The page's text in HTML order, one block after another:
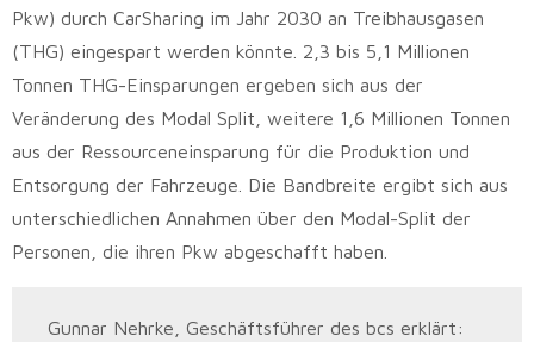
Pkw) durch CarSharing im Jahr 2030 an Treibhausgasen
(THG) eingespart werden könnte. 2,3 bis 5,1 Millionen
Tonnen THG-Einsparungen ergeben sich aus der
Veränderung des Modal Split, weitere 1,6 Millionen Tonnen
aus der Ressourceneinsparung für die Produktion und
Entsorgung der Fahrzeuge. Die Bandbreite ergibt sich aus
unterschiedlichen Annahmen über den Modal-Split der
Personen, die ihren Pkw abgeschafft haben.
Gunnar Nehrke, Geschäftsführer des bcs erklärt: